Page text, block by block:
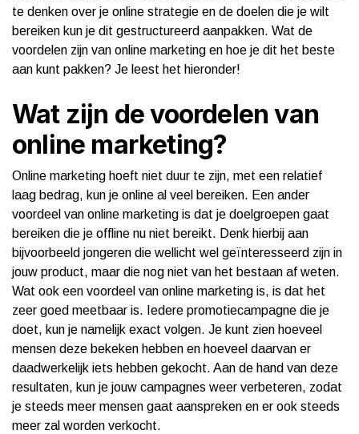
te denken over je online strategie en de doelen die je wilt
bereiken kun je dit gestructureerd aanpakken. Wat de
voordelen zijn van online marketing en hoe je dit het beste
aan kunt pakken? Je leest het hieronder!
Wat zijn de voordelen van
online marketing?
Online marketing hoeft niet duur te zijn, met een relatief
laag bedrag, kun je online al veel bereiken. Een ander
voordeel van online marketing is dat je doelgroepen gaat
bereiken die je offline nu niet bereikt. Denk hierbij aan
bijvoorbeeld jongeren die wellicht wel geïnteresseerd zijn in
jouw product, maar die nog niet van het bestaan af weten.
Wat ook een voordeel van online marketing is, is dat het
zeer goed meetbaar is. Iedere promotiecampagne die je
doet, kun je namelijk exact volgen. Je kunt zien hoeveel
mensen deze bekeken hebben en hoeveel daarvan er
daadwerkelijk iets hebben gekocht. Aan de hand van deze
resultaten, kun je jouw campagnes weer verbeteren, zodat
je steeds meer mensen gaat aanspreken en er ook steeds
meer zal worden verkocht.